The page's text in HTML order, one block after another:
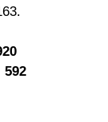
592